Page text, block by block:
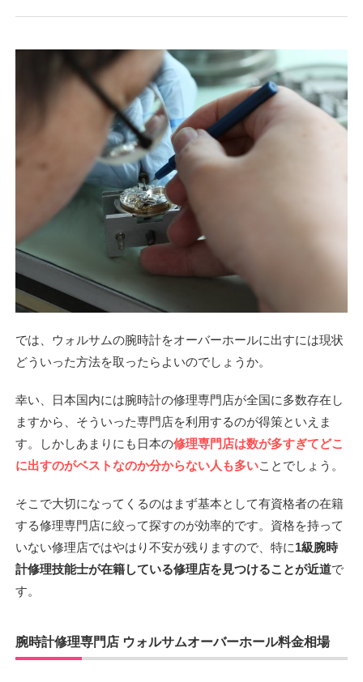
では、ウォルサムの腕時計をオーバーホールに出すには現状
どういった方法を取ったらよいのでしょうか。
幸い、日本国内には腕時計の修理専門店が全国に多数存在し
ますから、そういった専門店を利用するのが得策といえま
す。しかしあまりにも日本の修理専門店は数が多すぎてどこ
に出すのがベストなのか分からない人も多いことでしょう。
そこで大切になってくるのはまず基本として有資格者の在籍
する修理専門店に絞って探すのが効率的です。資格を持って
いない修理店ではやはり不安が残りますので、特に1級腕時
計修理技能士が在籍している修理店を見つけることが近道で
す。
腕時計修理専門店 ウォルサムオーバーホール料金相場